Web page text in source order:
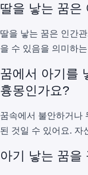
딸을 낳는 꿈은
딸을 낳는 꿈은 인간
을 수 있음을 의미하
꿈에서 아기를
흉몽인가요?
꿈속에서 불안하거나
된 것일 수 있어요. 자
아기 낳는 꿈을